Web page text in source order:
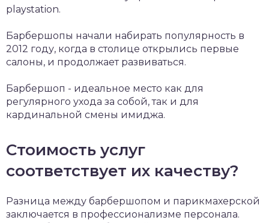
playstation.
Барбершопы начали набирать популярность в
2012 году, когда в столице открылись первые
салоны, и продолжает развиваться.
Барбершоп - идеальное место как для
регулярного ухода за собой, так и для
кардинальной смены имиджа.
Стоимость услуг
соответствует их качеству?
Разница между барбершопом и парикмахерской
заключается в профессионализме персонала.